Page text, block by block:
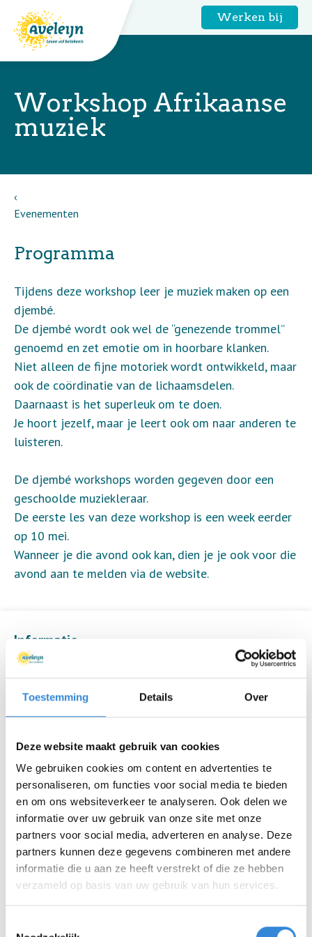
Toestemming Details Over
Deze website maakt gebruik van cookies
We gebruiken cookies om content en advertenties te
personaliseren, om functies voor social media te bieden
en om ons websiteverkeer te analyseren. Ook delen we
informatie over uw gebruik van onze site met onze
partners voor social media, adverteren en analyse. Deze
partners kunnen deze gegevens combineren met andere
informatie die u aan ze heeft verstrekt of die ze hebben
verzameld op basis van uw gebruik van hun services.
Werken bij
Workshop Afrikaanse
muziek
Evenementen
Informatie
Tijd
19:00 - 21:00
Thema
Theater & muziek
Kosten
Geen
Deelnemers
4 van 11
Aanmelden is niet meer mogelijk.
Programma
Tijdens deze workshop leer je muziek maken op een
djembé.
De djembé wordt ook wel de “genezende trommel”
genoemd en zet emotie om in hoorbare klanken.
Niet alleen de fijne motoriek wordt ontwikkeld, maar
ook de coördinatie van de lichaamsdelen.
Daarnaast is het superleuk om te doen.
Je hoort jezelf, maar je leert ook om naar anderen te
luisteren.
De djembé workshops worden gegeven door een
geschoolde muziekleraar.
De eerste les van deze workshop is een week eerder
op 10 mei.
Wanneer je die avond ook kan, dien je je ook voor die
avond aan te melden via de website.